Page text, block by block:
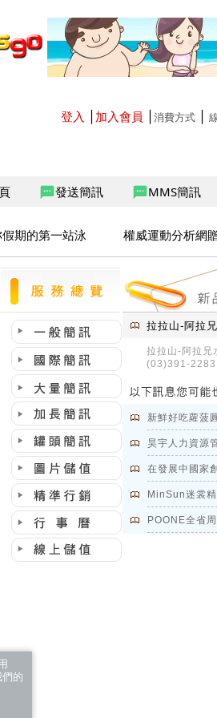
登入 加入會員 消費方式
sms發送簡訊 smsMMS簡訊
假期的第一站泳 權威運動分析網
拉拉山-阿拉
拉拉山-阿拉兄
(03)391-2283
新鮮好吃蘿菠圓
昊宇人力資源
在發展中國家
MinSun迷裳
POONE全省
的